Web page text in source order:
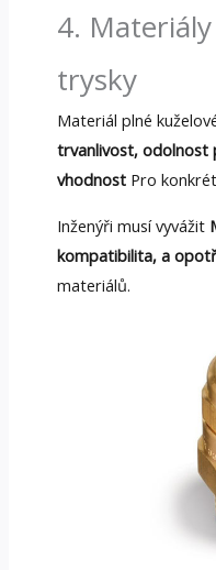
4.
trysky
Materiál plné
trvanlivost, odolnost
vhodnostPro
Inženýři musí vyvážit
kompatibilita, a
materiálů.